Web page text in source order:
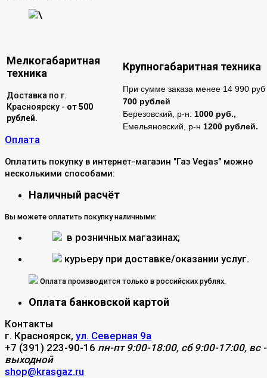
\
Мелкогабаритная
техника
Крупногабаритная техника
Доставка по г.
Красноярску - от 500
рублей.
При сумме заказа менее 14 990 руб
700 рублей
Березовский, р-н: 1000 руб.,
Емельяновский, р-н 1200 рублей.
Оплата
Оплатить покупку в интернет-магазин "Газ Vegas" можно
несколькими способами:
Наличный расчёт
Вы можете оплатить покупку наличными:
в розничных магазинах;
курьеру при доставке/оказании услуг.
Оплата производится только в российских рублях.
Оплата банковской картой
Контакты
г. Красноярск, ул. Северная 9а
+7 (391) 223-90-16 пн-пт 9:00-18:00, сб 9:00-17:00, вс -
выходной
shop@krasgaz.ru